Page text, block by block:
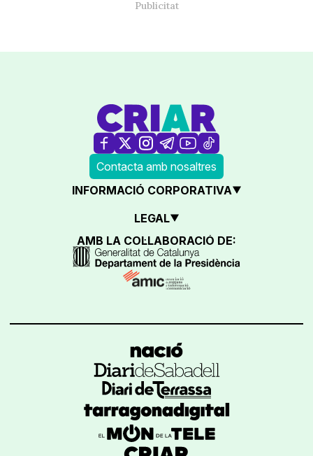
Contacta amb nosaltres
INFORMACIÓ CORPORATIVA
LEGAL
AMB LA COL·LABORACIÓ DE: